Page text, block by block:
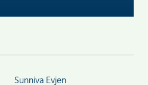
Sunniva Evjen